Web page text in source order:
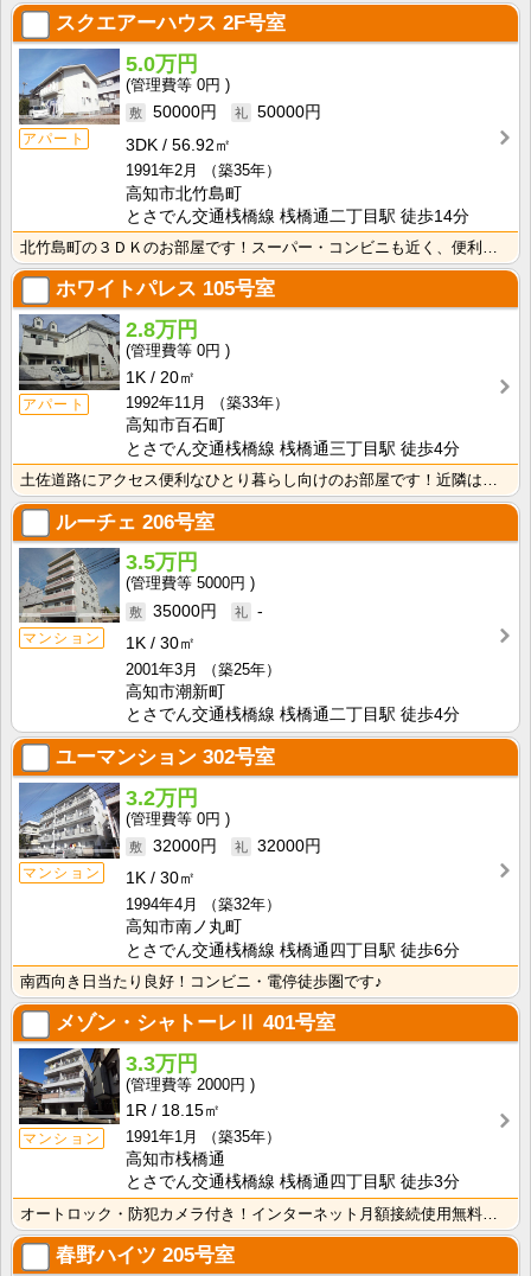
スクエアーハウス 2F号室
アパート
5.0万円
0円
50000円
50000円
3DK
56.92㎡
1991年2月
（築35年）
高知市北竹島町
とさでん交通桟橋線 桟橋通二丁目駅 徒歩14分
ホワイトパレス 105号室
アパート
2.8万円
0円
1K
20㎡
1992年11月
（築33年）
高知市百石町
とさでん交通桟橋線 桟橋通三丁目駅 徒歩4分
ルーチェ 206号室
マンション
3.5万円
5000円
35000円
-
1K
30㎡
2001年3月
（築25年）
高知市潮新町
とさでん交通桟橋線 桟橋通二丁目駅 徒歩4分
ユーマンション 302号室
マンション
3.2万円
0円
32000円
32000円
1K
30㎡
1994年4月
（築32年）
高知市南ノ丸町
とさでん交通桟橋線 桟橋通四丁目駅 徒歩6分
南西向き日当たり良好！コンビニ・電停徒歩圏です♪
メゾン・シャトーレⅡ 401号室
マンション
3.3万円
2000円
1R
18.15㎡
1991年1月
（築35年）
高知市桟橋通
とさでん交通桟橋線 桟橋通四丁目駅 徒歩3分
春野ハイツ 205号室